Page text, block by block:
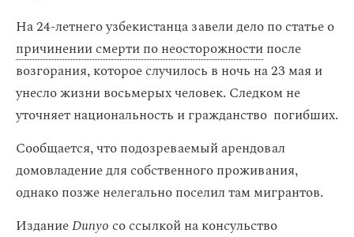
На 24-летнего узбекистанца завели дело по статье о
причинении смерти по неосторожностипосле
возгорания, которое случилось в ночь на 23 мая и
унесло жизни восьмерых человек. Следком не
уточняет национальность и гражданство погибших.
Сообщается, что подозреваемый арендовал
домовладение для собственного проживания,
однако позже нелегально поселил там мигрантов.
ИзданиеDunyoсо ссылкой на консульство